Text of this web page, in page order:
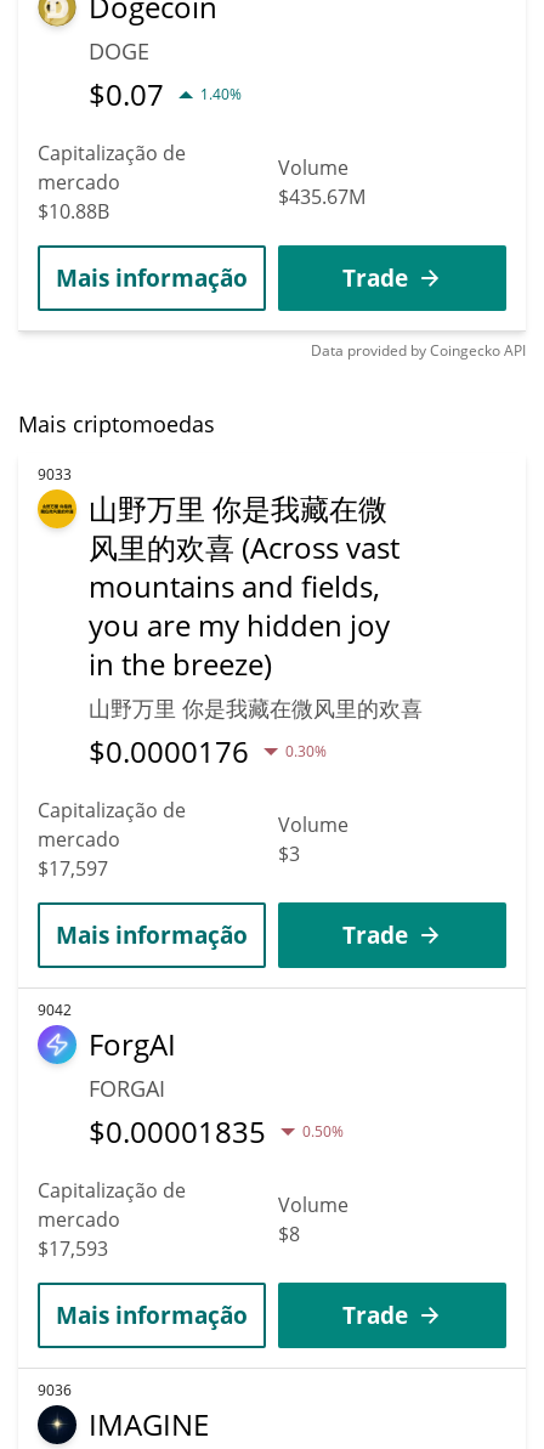
DOGE
$0.07 1.40%
Capitalização de
mercado
$10.88B
Volume
$435.67M
Mais informação Trade
Data provided byCoingeckoAPI
Mais criptomoedas
9033
山野万里 你是我藏在微
风里的欢喜 (Across vast
mountains and fields,
you are my hidden joy
in the breeze)
山野万里 你是我藏在微风里的欢喜
$0.0000176 0.30%
Capitalização de
mercado
$17,597
Volume
$3
Mais informação Trade
9042
ForgAI
FORGAI
$0.00001835 0.50%
Capitalização de
mercado
$17,593
Volume
$8
Mais informação Trade
9036
IMAGINE